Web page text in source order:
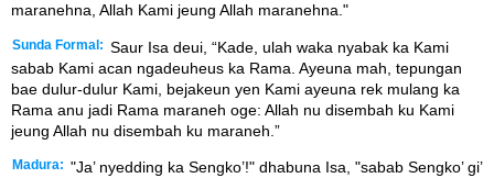
maranehna, Allah Kami jeung Allah maranehna."
Sunda Formal: Saur Isa deui, “Kade, ulah waka nyabak ka Kami
sabab Kami acan ngadeuheus ka Rama. Ayeuna mah, tepungan
bae dulur-dulur Kami, bejakeun yen Kami ayeuna rek mulang ka
Rama anu jadi Rama maraneh oge: Allah nu disembah ku Kami
jeung Allah nu disembah ku maraneh.”
Madura: "Ja’ nyedding ka Sengko’!" dhabuna Isa, "sabab Sengko’ gi’